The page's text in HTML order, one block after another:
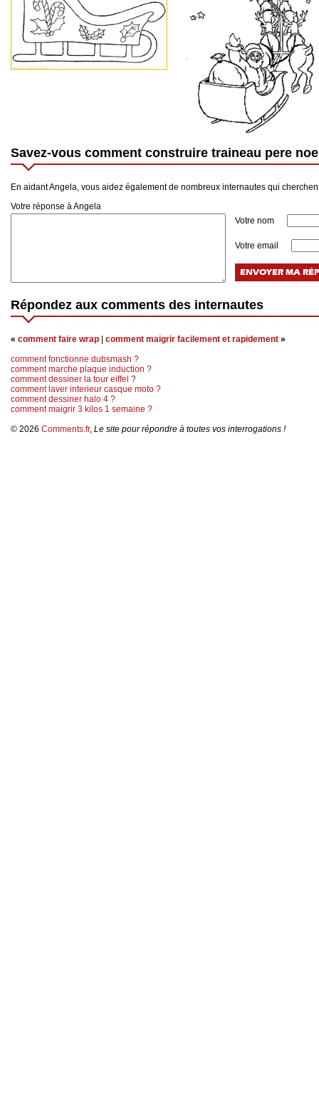
Savez-vous comment construire traineau pere
En aidant Angela, vous aidez également de nombreux internautes qui
Votre réponse à Angela
Votre nom
Votre email
Répondez aux comments des internautes
« comment faire wrap comment maigrir facilement et rapidement »
comment fonctionne dubsmash ?
comment marche plaque induction ?
comment dessiner la tour eiffel ?
comment laver interieur casque moto ?
comment dessiner halo 4 ?
comment maigrir 3 kilos 1 semaine ?
© 2026 Comments.fr, Le site pour répondre à toutes vos interrogations !